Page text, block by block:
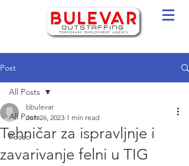
Post
All Posts
Posao
All Posts
Tehničar za ispravljnje i
zavarivanje felni u TIG
bbulevar
Jun 26, 2023 1 min read